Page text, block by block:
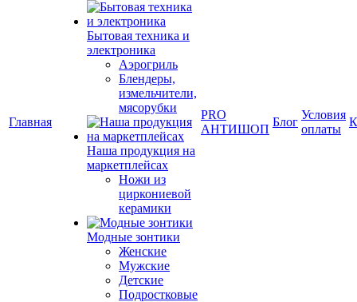
Главная
Бытовая техника и
электроника
Аэрогриль
Блендеры,
измельчители,
мясорубки
Наша продукция на
маркетплейсах
Ножи из
циркониевой
керамики
Модные зонтики
Женские
Мужские
Детские
Подростковые
PRO
АНТИШОП
Блог
Условия
оплаты